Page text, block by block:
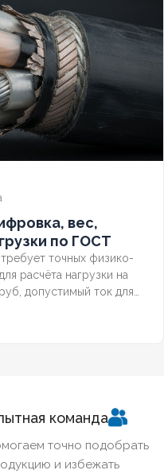
вес,
по ГОСТ
точных физико-
расчёта нагрузки на
допустимый ток для
с изоляцией из
команда
точно подобрать
и избежать